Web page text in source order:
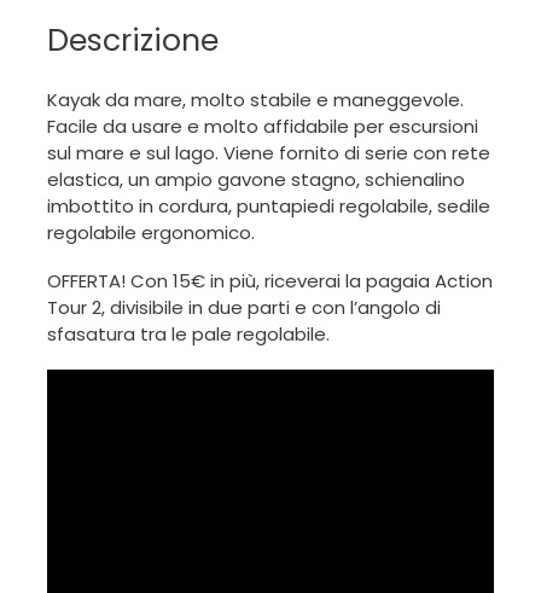
Descrizione
Kayak da mare, molto stabile e maneggevole.
Facile da usare e molto affidabile per escursioni
sul mare e sul lago. Viene fornito di serie con rete
elastica, un ampio gavone stagno, schienalino
imbottito in cordura, puntapiedi regolabile, sedile
regolabile ergonomico.
OFFERTA! Con 15€ in più, riceverai la pagaia Action
Tour 2, divisibile in due parti e con l’angolo di
sfasatura tra le pale regolabile.